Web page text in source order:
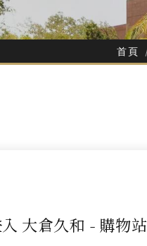
首頁
大倉久和 - 購物站